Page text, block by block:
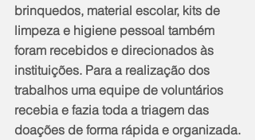
brinquedos, material escolar, kits de
limpeza e higiene pessoal também
foram recebidos e direcionados às
instituições. Para a realização dos
trabalhos uma equipe de voluntários
recebia e fazia toda a triagem das
doações de forma rápida e organizada.